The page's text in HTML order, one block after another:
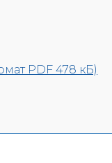
PDF 478 кБ)